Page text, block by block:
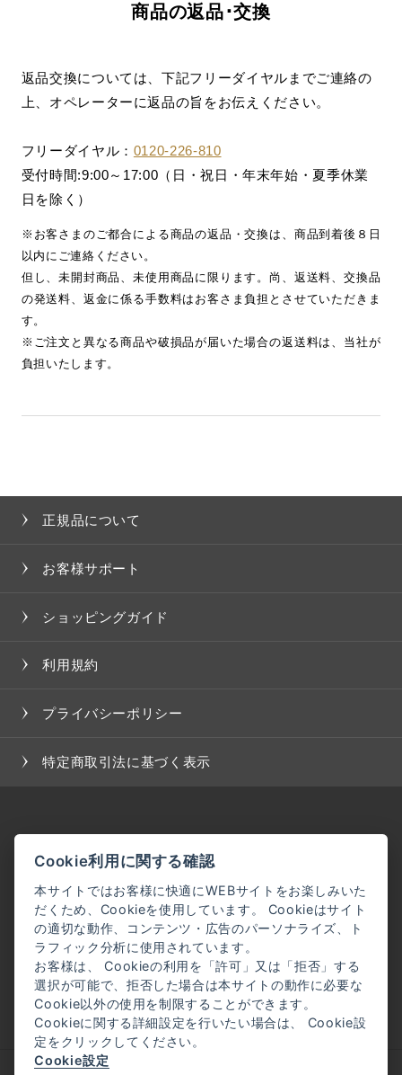
商品の返品･交換
返品交換については、下記フリーダイヤルまでご連絡の
上、オペレーターに返品の旨をお伝えください。
フリーダイヤル： 0120-226-810
受付時間:9:00～17:00（日・祝日・年末年始・夏季休業
日を除く）
※お客さまのご都合による商品の返品・交換は、商品到着後８日
以内にご連絡ください。
但し、未開封商品、未使用商品に限ります。尚、返送料、交換品
の発送料、返金に係る手数料はお客さま負担とさせていただきま
す。
※ご注文と異なる商品や破損品が届いた場合の返送料は、当社が
負担いたします。
正規品について
お客様サポート
ショッピングガイド
利用規約
プライバシーポリシー
特定商取引法に基づく表示
Cookie利用に関する確認
本サイトではお客様に快適にWEBサイトをお楽しみいた
だくため、Cookieを使用しています。 Cookieはサイト
の適切な動作、コンテンツ・広告のパーソナライズ、ト
ラフィック分析に使用されています。
お客様は、 Cookieの利用を「許可」又は「拒否」する
選択が可能で、拒否した場合は本サイトの動作に必要な
Cookie以外の使用を制限することができます。
Cookieに関する詳細設定を行いたい場合は、 Cookie設
定をクリックしてください。
Cookie設定